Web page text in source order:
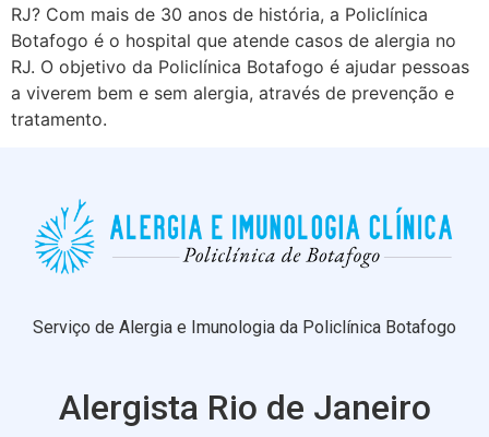
RJ? Com mais de 30 anos de história, a Policlínica
Botafogo é o hospital que atende casos de alergia no
RJ. O objetivo da Policlínica Botafogo é ajudar pessoas
a viverem bem e sem alergia, através de prevenção e
tratamento.
Serviço de Alergia e Imunologia da Policlínica Botafogo
Alergista Rio de Janeiro